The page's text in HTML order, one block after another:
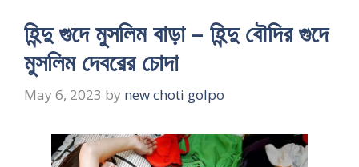
হিন্দু গুদে মুসলিম বাড়া – হিন্দু বৌদির গুদে
মুসলিম দেবরের চোদা
May 6, 2023 by new choti golpo